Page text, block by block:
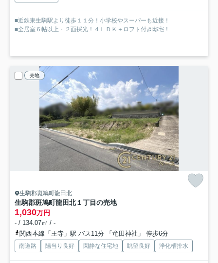
■近鉄東生駒駅より徒歩１１分！小学校やスーパーも近接！
■全居室６帖以上・２面採光！４ＬＤＫ＋ロフト付き邸宅！
売地
生駒郡斑鳩町龍田北
生駒郡斑鳩町龍田北１丁目の売地
1,030万円
- / 134.07㎡ / -
関西本線「王寺」駅 バス11分 「竜田神社」 停歩6分
南道路 陽当り良好 閑静な住宅地 眺望良好 浄化槽排水